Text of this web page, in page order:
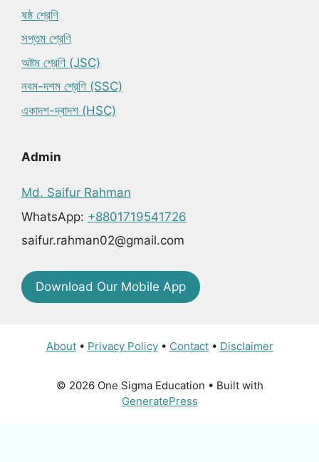
ষষ্ঠ শ্রেণি
সপ্তম শ্রেণি
অষ্টম শ্রেণি (JSC)
নবম-দশম শ্রেণি (SSC)
একাদশ-দ্বাদশ (HSC)
Admin
Md. Saifur Rahman
WhatsApp: +8801719541726
saifur.rahman02@gmail.com
Download Our Mobile App
About• Privacy Policy• Contact• Disclaimer
© 2026 One Sigma Education • Built with
GeneratePress